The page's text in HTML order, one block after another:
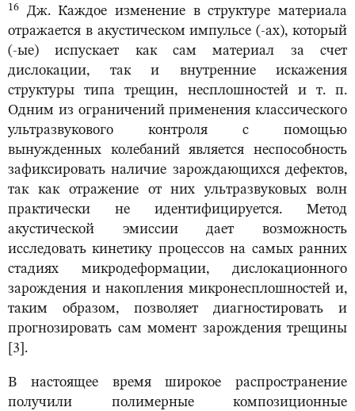
16
Дж. Каждое изменение в структуре материала
отражается в акустическом импульсе (-ах), который
(-ые) испускает как сам материал за счет
дислокации, так и внутренние искажения
структуры типа трещин, несплошностей и т. п.
Одним из ограничений применения классического
ультразвукового контроля с помощью
вынужденных колебаний является неспособность
зафиксировать наличие зарождающихся дефектов,
так как отражение от них ультразвуковых волн
практически не идентифицируется. Метод
акустической эмиссии дает возможность
исследовать кинетику процессов на самых ранних
стадиях микродеформации, дислокационного
зарождения и накопления микронесплошностей и,
таким образом, позволяет диагностировать и
прогнозировать сам момент зарождения трещины
[3].
В настоящее время широкое распространение
получили полимерные композиционные